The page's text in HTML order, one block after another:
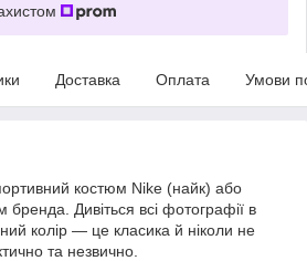
Доставка Оплата Умови
костюм Nike (найк) або
Дивіться всі фотографії в
колір — це класика й ніколи не
та незвично.